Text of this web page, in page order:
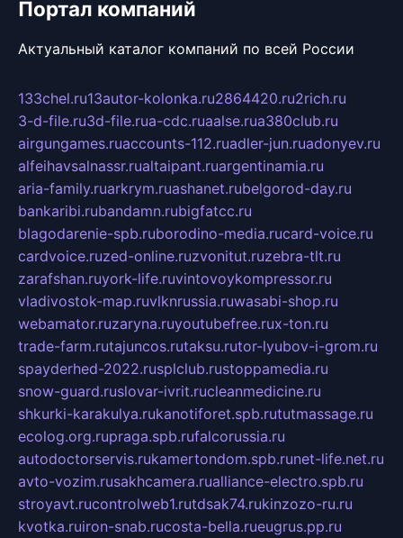
Портал компаний
Актуальный каталог компаний по всей России
133chel.ru13autor-kolonka.ru2864420.ru2rich.ru
3-d-file.ru3d-file.rua-cdc.ruaalse.rua380club.ru
airgungames.ruaccounts-112.ruadler-jun.ruadonyev.ru
alfeihavsalnassr.rualtaipant.ruargentinamia.ru
aria-family.ruarkrym.ruashanet.rubelgorod-day.ru
bankaribi.rubandamn.rubigfatcc.ru
blagodarenie-spb.ruborodino-media.rucard-voice.ru
cardvoice.ruzed-online.ruzvonitut.ruzebra-tlt.ru
zarafshan.ruyork-life.ruvintovoykompressor.ru
vladivostok-map.ruvlknrussia.ruwasabi-shop.ru
webamator.ruzaryna.ruyoutubefree.rux-ton.ru
trade-farm.rutajuncos.rutaksu.rutor-lyubov-i-grom.ru
spayderhed-2022.rusplclub.rustoppamedia.ru
snow-guard.ruslovar-ivrit.rucleanmedicine.ru
shkurki-karakulya.rukanotiforet.spb.rututmassage.ru
ecolog.org.rupraga.spb.rufalcorussia.ru
autodoctorservis.rukamertondom.spb.runet-life.net.ru
avto-vozim.rusakhcamera.rualliance-electro.spb.ru
stroyavt.rucontrolweb1.rutdsak74.rukinzozo-ru.ru
kvotka.ruiron-snab.rucosta-bella.rueugrus.pp.ru